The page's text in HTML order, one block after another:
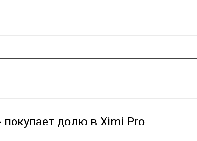
покупает долю в Ximi Pro